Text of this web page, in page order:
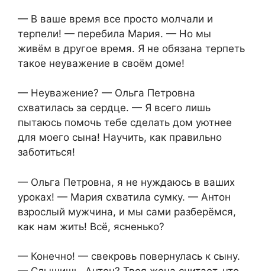
— В ваше время все просто молчали и
терпели! — перебила Мария. — Но мы
живём в другое время. Я не обязана терпеть
такое неуважение в своём доме!
— Неуважение? — Ольга Петровна
схватилась за сердце. — Я всего лишь
пытаюсь помочь тебе сделать дом уютнее
для моего сына! Научить, как правильно
заботиться!
— Ольга Петровна, я не нуждаюсь в ваших
уроках! — Мария схватила сумку. — Антон
взрослый мужчина, и мы сами разберёмся,
как нам жить! Всё, ясненько?
— Конечно! — свекровь повернулась к сыну.